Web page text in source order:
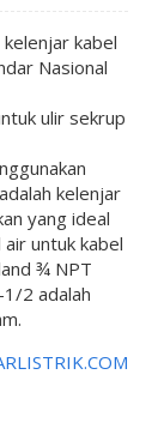
kabel
Nasional
ulir sekrup
kelenjar
yang ideal
untuk kabel
¾ NPT
2 adalah